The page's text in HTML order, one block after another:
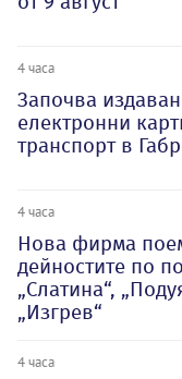
4 часа
Започва
електронни
транспорт в
4 часа
Нова фирма
дейностите по
„Слатина“,
„Изгрев“
4 часа